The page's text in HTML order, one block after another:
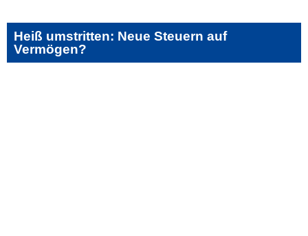
Heiß umstritten: Neue Steuern auf
Vermögen?